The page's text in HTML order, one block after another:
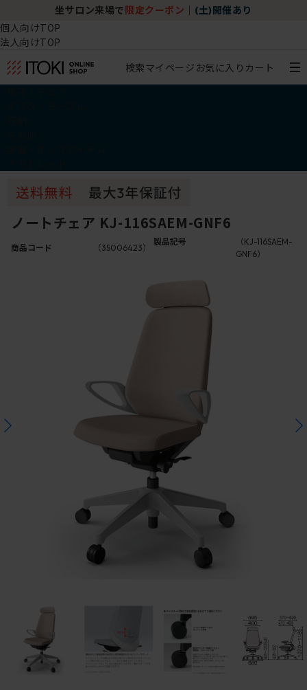
坐サロン来場で 限定クーポン (土)開催あり
個人向けTOP
法人向けTOP
検索マイページ お気に入り カート
ノートチェア KJ-116SAEM-GNF6
商品コード （35006423）
製品記号
（KJ-116SAEM-
GNF6）